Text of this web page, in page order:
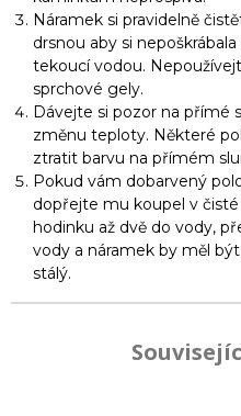
Náramek si pravidelně
drsnou aby si
tekoucí vodou.
sprchové gely.
Dávejte si pozor na přímé
změnu teploty. Některé
ztratit barvu na přímém
Pokud vám dobarvený
dopřejte mu koupel v
hodinku až dvě do vody,
vody a náramek by měl
stálý.